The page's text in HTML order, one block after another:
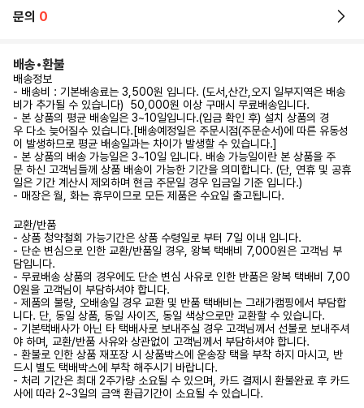
문의 0
배송•환불
배송정보
- 배송비 : 기본배송료는 3,500원 입니다. (도서,산간,오지 일부지역은 배송
비가 추가될 수 있습니다) 50,000원 이상 구매시 무료배송입니다.
- 본 상품의 평균 배송일은 3~10일입니다.(입금 확인 후) 설치 상품의 경
우 다소 늦어질수 있습니다.[배송예정일은 주문시점(주문순서)에 따른 유동성
이 발생하므로 평균 배송일과는 차이가 발생할 수 있습니다.]
- 본 상품의 배송 가능일은 3~10일 입니다. 배송 가능일이란 본 상품을 주
문 하신 고객님들께 상품 배송이 가능한 기간을 의미합니다. (단, 연휴 및 공휴
일은 기간 계산시 제외하며 현금 주문일 경우 입금일 기준 입니다.)
- 매장은 월, 화는 휴무이므로 모든 제품은 수요일 출고됩니다.
교환/반품
- 상품 청약철회 가능기간은 상품 수령일로 부터 7일 이내 입니다.
- 단순 변심으로 인한 교환/반품일 경우, 왕복 택배비 7,000원은 고객님 부
담입니다.
- 무료배송 상품의 경우에도 단순 변심 사유로 인한 반품은 왕복 택배비 7,00
0원을 고객님이 부담하셔야 합니다.
- 제품의 불량, 오배송일 경우 교환 및 반품 택배비는 그래가캠핑에서 부담합
니다. 단, 동일 상품, 동일 사이즈, 동일 색상으로만 교환할 수 있습니다.
- 기본택배사가 아닌 타 택배사로 보내주실 경우 고객님께서 선불로 보내주셔
야 하며, 교환/반품 사유와 상관없이 고객님께서 부담하셔야 합니다.
- 환불로 인한 상품 재포장 시 상품박스에 운송장 택을 부착 하지 마시고, 반
드시 별도 택배박스에 부착 해주시기 바랍니다.
- 처리 기간은 최대 2주가량 소요될 수 있으며, 카드 결제시 환불완료 후 카드
사에 따라 2~3일의 금액 환급기간이 소요될 수 있습니다.